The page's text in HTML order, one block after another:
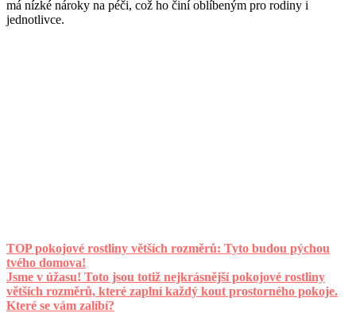
má nízké nároky na péči, což ho činí oblíbeným pro rodiny i
jednotlivce.
TOP pokojové rostliny větších rozměrů: Tyto budou pýchou
tvého domova!
Jsme v úžasu! Toto jsou totiž nejkrásnější pokojové rostliny
větších rozměrů, které zaplní každý kout prostorného pokoje.
Které se vám zalíbí?